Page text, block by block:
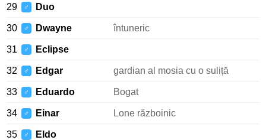
29 ♂ Duo
30 ♂ Dwayne întuneric
31 ♂ Eclipse
32 ♂ Edgar gardian al mosia cu o suliță
33 ♂ Eduardo Bogat
34 ♂ Einar Lone războinic
35 ♂ Eldo